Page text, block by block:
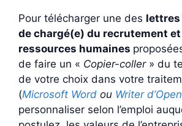
Pour télécharger une des lettres
de chargé(e) du recrutement et
ressources humaines
de faire un « Copier-coller» du
de votre choix dans votre
(Microsoft Word ou Writer
personnaliser selon l’emploi